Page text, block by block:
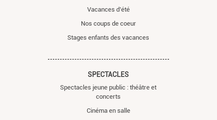
Vacances d’été
Nos coups de coeur
Stages enfants des vacances
SPECTACLES
Spectacles jeune public : théâtre et
concerts
Cinéma en salle